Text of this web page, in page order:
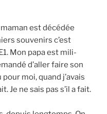
est décé­dée
sou­ve­nirs c’est
Mon papa est mili­
d’aller faire son
moi, quand j’avais
Je ne sais pas s’il a fait.